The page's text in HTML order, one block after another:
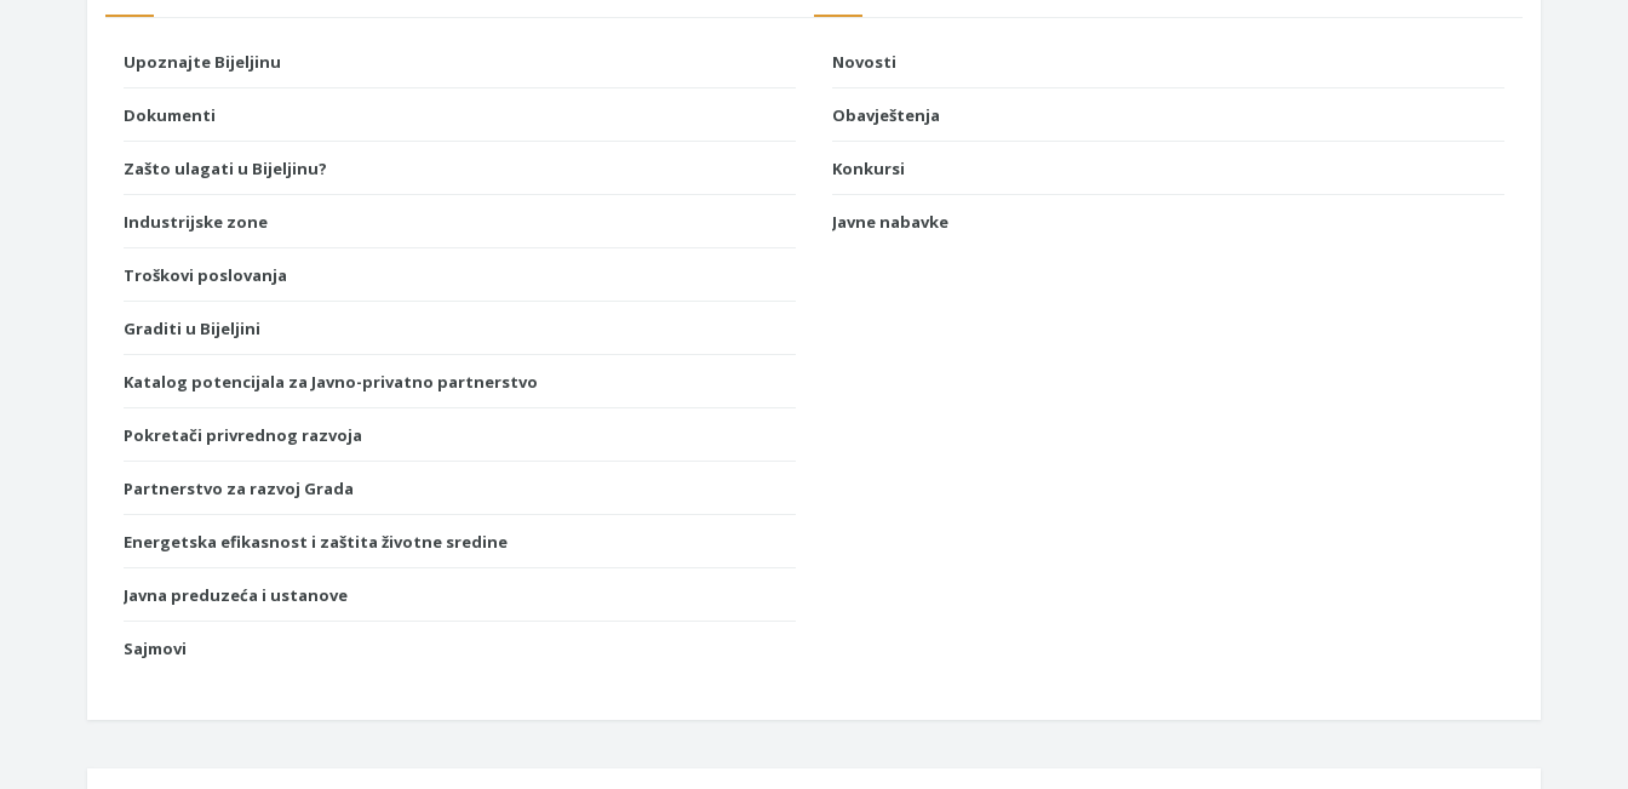
Upoznajte Bijeljinu
Dokumenti
Zašto ulagati u Bijeljinu?
Industrijske zone
Troškovi poslovanja
Graditi u Bijeljini
Katalog potencijala za Javno-privatno partnerstvo
Pokretači privrednog razvoja
Partnerstvo za razvoj Grada
Energetska efikasnost i zaštita životne sredine
Javna preduzeća i ustanove
Sajmovi
Novosti
Obavještenja
Konkursi
Javne nabavke